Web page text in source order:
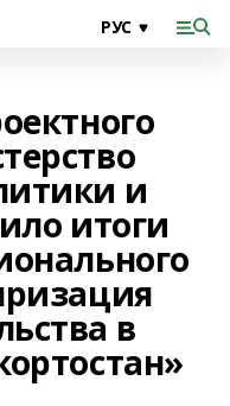
и
итоги
в